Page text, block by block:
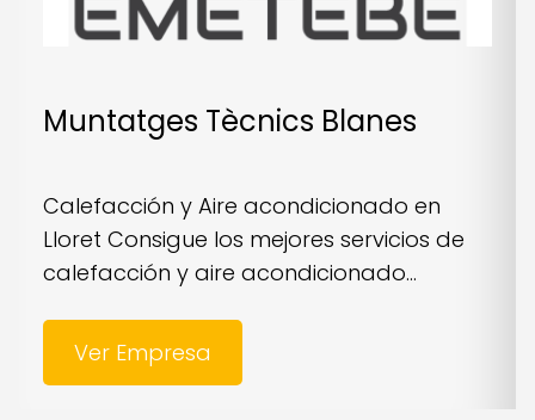
Muntatges Tècnics Blanes
Calefacción y Aire acondicionado en
Lloret Consigue los mejores servicios de
calefacción y aire acondicionado...
Ver Empresa